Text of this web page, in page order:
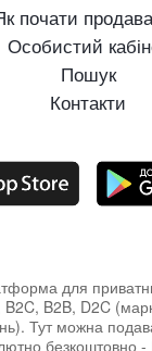
почати
Особистий
Пошук
Контакти
для
B2B, D2C
Тут можна
безкоштовно